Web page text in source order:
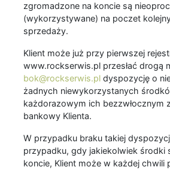
zgromadzone na koncie są
(wykorzystywane) na poczet
sprzedaży.
Klient może już przy pierwszej
www.rockserwis.pl przesłać drogą
bok@rockserwis.pl dyspozycję o
żadnych niewykorzystanych
każdorazowym ich bezzwłocznym
bankowy Klienta.
W przypadku braku takiej
przypadku, gdy jakiekolwiek środki
koncie, Klient może w każdej chwili